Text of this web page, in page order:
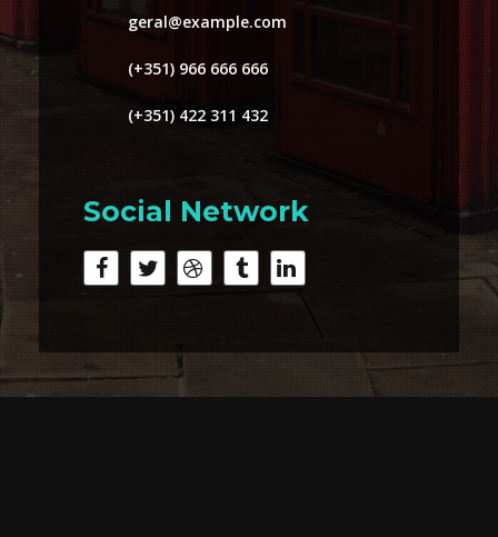
geral@example.com
(+351) 966 666 666
(+351) 422 311 432
Social Network